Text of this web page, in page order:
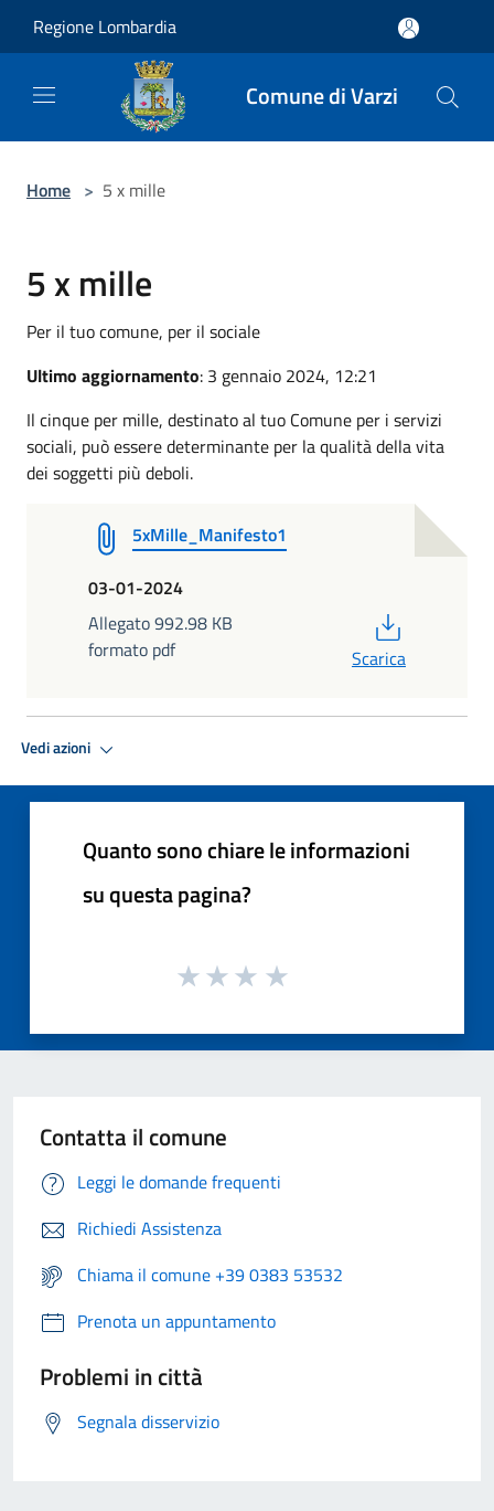
Regione Lombardia
Comune di Varzi
Home > 5 x mille
5 x mille
Per il tuo comune, per il sociale
Ultimo aggiornamento: 3 gennaio 2024, 12:21
Il cinque per mille, destinato al tuo Comune per i servizi
sociali, può essere determinante per la qualità della vita
dei soggetti più deboli.
5xMille_Manifesto1
03-01-2024
Allegato 992.98 KB
formato pdf
Scarica
Vedi azioni
Quanto sono chiare le informazioni
su questa pagina?
Contatta il comune
Leggi le domande frequenti
Richiedi Assistenza
Chiama il comune +39 0383 53532
Prenota un appuntamento
Problemi in città
Segnala disservizio